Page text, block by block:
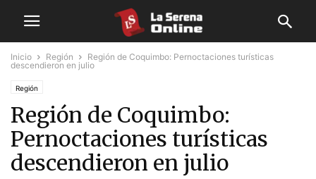
Inicio Región
Región de Coquimbo: Pernoctaciones turísticas
descendieron en julio
Región
Región de Coquimbo:
Pernoctaciones turísticas
descendieron en julio